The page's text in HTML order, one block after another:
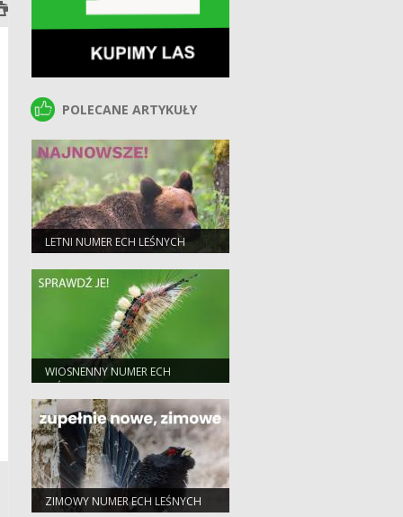
POLECANE ARTYKUŁY
POLECANE ARTYKUŁY
LETNI NUMER ECH LEŚNYCH
WIOSNENNY NUMER ECH
LEŚNYCH
ZIMOWY NUMER ECH LEŚNYCH